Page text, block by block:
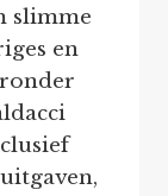
slimme
en